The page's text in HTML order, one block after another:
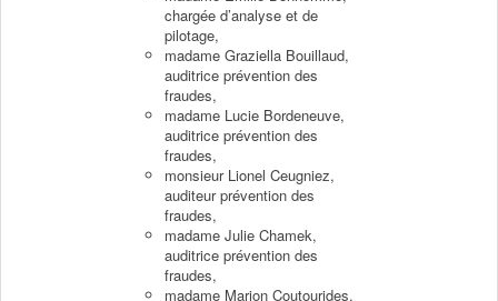
chargée d’analyse et de
pilotage,
madame Graziella Bouillaud,
auditrice prévention des
fraudes,
madame Lucie Bordeneuve,
auditrice prévention des
fraudes,
monsieur Lionel Ceugniez,
auditeur prévention des
fraudes,
madame Julie Chamek,
auditrice prévention des
fraudes,
madame Marion Coutourides,